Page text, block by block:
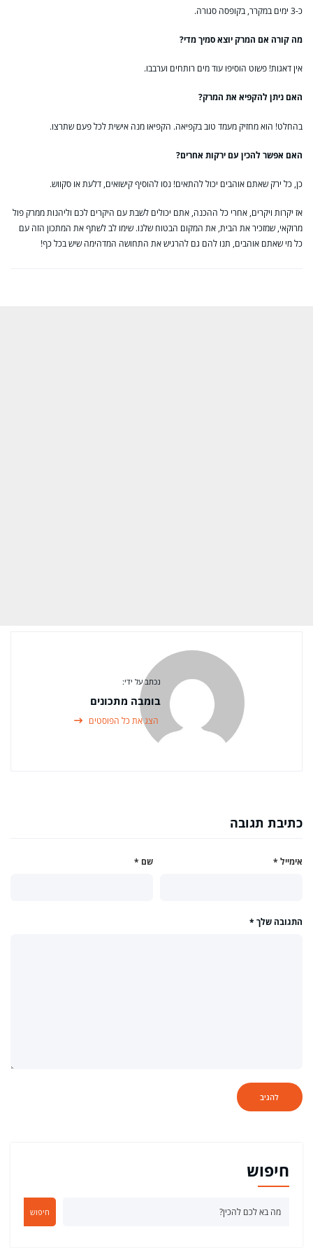
כ-3 ימים במקרר, בקופסה סגורה.
מה קורה אם המרק יוצא סמיך מדי?
אין דאגות! פשוט הוסיפו עוד מים רותחים וערבבו.
האם ניתן להקפיא את המרק?
בהחלט! הוא מחזיק מעמד טוב בקפיאה. הקפיאו מנה אישית לכל פעם שתרצו.
האם אפשר להכין עם ירקות אחרים?
כן, כל ירק שאתם אוהבים יכול להתאים! נסו להוסיף קישואים, דלעת או סקווש.
אז יקרות ויקרים, אחרי כל ההכנה, אתם יכולים לשבת עם היקרים לכם וליהנות ממרק פול
מרוקאי, שמזכיר את הבית, את המקום הבטוח שלנו. שימו לב לשתף את המתכון הזה עם
כל מי שאתם אוהבים, תנו להם גם להרגיש את התחושה המדהימה שיש בכל כף!
נכתב על ידי:
בומבה מתכונים
הצג את כל הפוסטים
כתיבת תגובה
שם * אימייל *
התגובה שלך *
חיפוש
חיפוש